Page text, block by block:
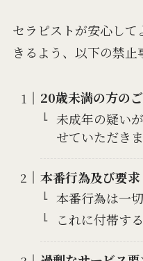
セラピストが安心し
きるよう、以下の禁止
20歳未満の方の
未成年の疑い
せていただきま
本番行為及び要求
本番行為は一
これに付帯す